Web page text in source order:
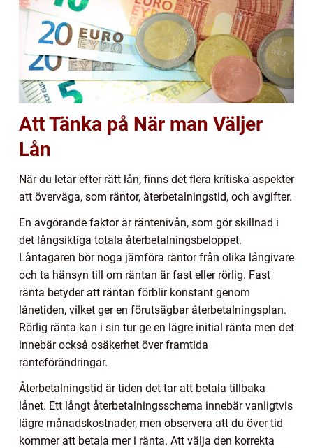
Att Tänka på När man Väljer
Lån
När du letar efter rätt lån, finns det flera kritiska aspekter
att överväga, som räntor, återbetalningstid, och avgifter.
En avgörande faktor är räntenivån, som gör skillnad i
det långsiktiga totala återbetalningsbeloppet.
Låntagaren bör noga jämföra räntor från olika långivare
och ta hänsyn till om räntan är fast eller rörlig. Fast
ränta betyder att räntan förblir konstant genom
lånetiden, vilket ger en förutsägbar återbetalningsplan.
Rörlig ränta kan i sin tur ge en lägre initial ränta men det
innebär också osäkerhet över framtida
ränteförändringar.
Återbetalningstid är tiden det tar att betala tillbaka
lånet. Ett långt återbetalningsschema innebär vanligtvis
lägre månadskostnader, men observera att du över tid
kommer att betala mer i ränta. Att välja den korrekta